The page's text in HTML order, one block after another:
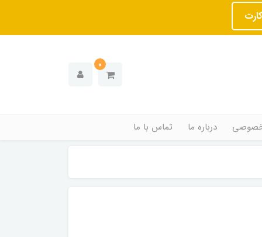
0
درباره ما تماس با ما